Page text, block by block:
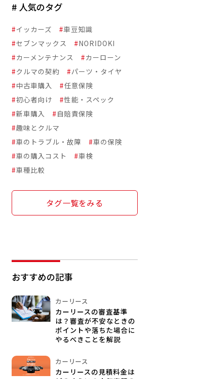
# 人気のタグ
#イッカーズ #車豆知識
#セブンマックス #NORIDOKI
#カーメンテナンス #カーローン
#クルマの契約 #パーツ・タイヤ
#中古車購入 #任意保険
#初心者向け #性能・スペック
#新車購入 #自賠責保険
#趣味とクルマ
#車のトラブル・故障 #車の保険
#車の購入コスト #車検
#車種比較
タグ一覧をみる
おすすめの記事
カーリース
カーリースの審査基準
は？審査が不安なときの
ポイントや落ちた場合に
やるべきことを解説
カーリース
カーリースの見積料金は